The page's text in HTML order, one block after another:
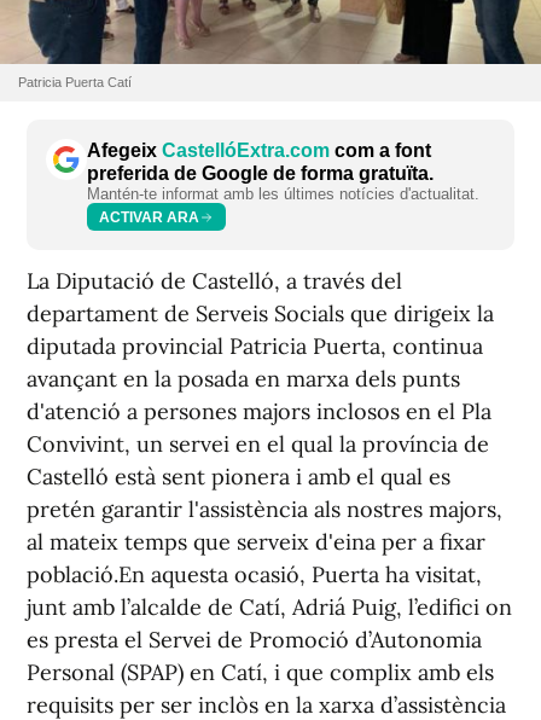
Patricia Puerta Catí
Afegeix CastellóExtra.com com a font
preferida de Google de forma gratuïta.
Mantén-te informat amb les últimes notícies d'actualitat.
ACTIVAR ARA
La Diputació de Castelló, a través del
departament de Serveis Socials que dirigeix la
diputada provincial Patricia Puerta, continua
avançant en la posada en marxa dels punts
d'atenció a persones majors inclosos en el Pla
Convivint, un servei en el qual la província de
Castelló està sent pionera i amb el qual es
pretén garantir l'assistència als nostres majors,
al mateix temps que serveix d'eina per a fixar
població.En aquesta ocasió, Puerta ha visitat,
junt amb l’alcalde de Catí, Adriá Puig, l’edifici on
es presta el Servei de Promoció d’Autonomia
Personal (SPAP) en Catí, i que complix amb els
requisits per ser inclòs en la xarxa d’assistència